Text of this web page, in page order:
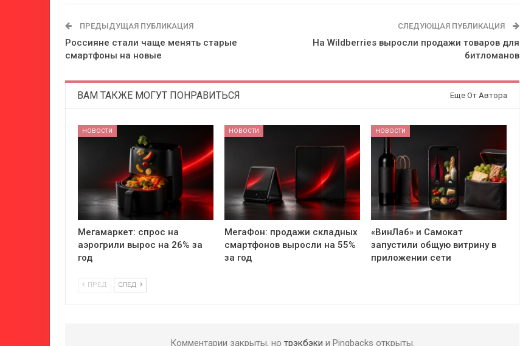
ПРЕДЫДУЩАЯ ПУБЛИКАЦИЯ
Россияне стали чаще менять старые
смартфоны на новые
СЛЕДУЮЩАЯ ПУБЛИКАЦИЯ
На Wildberries выросли продажи товаров для
битломанов
ВАМ ТАКЖЕ МОГУТ ПОНРАВИТЬСЯ Еще От Автора
НОВОСТИ
Мегамаркет: спрос на
аэрогрили вырос на 26% за
год
НОВОСТИ
МегаФон: продажи складных
смартфонов выросли на 55%
за год
НОВОСТИ
«ВинЛаб» и Самокат
запустили общую витрину в
приложении сети
ПРЕД СЛЕД
Комментарии закрыты, но трэкбэки и Pingbacks открыты.